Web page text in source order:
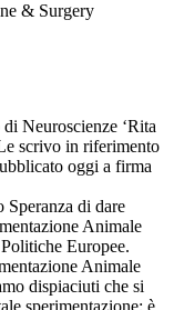
& Surgery
Neuroscienze ‘Rita
scrivo in riferimento
oggi a firma
di dare
Animale
Europee.
Animale
dispiaciuti che si
sperimentazione; è